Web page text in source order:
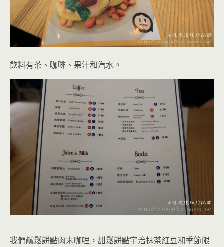
飲料有茶、咖啡、果汁和汽水。
我們鹹鬆餅點肉末咖哩，甜鬆餅點宇治抹茶紅豆和季節限